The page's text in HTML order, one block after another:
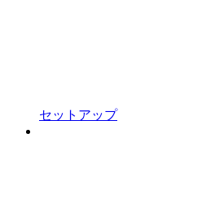
セットアップ